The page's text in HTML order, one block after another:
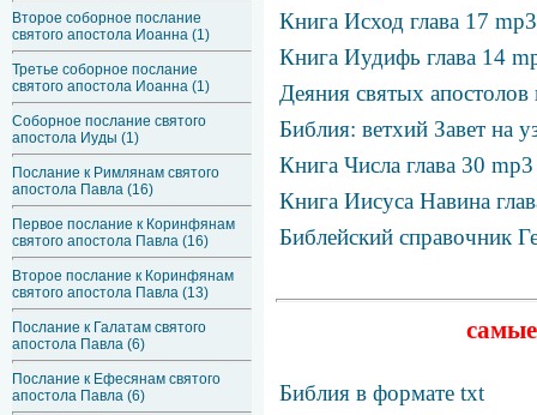
Второе соборное послание
святого апостола Иоанна (1)
Третье соборное послание
святого апостола Иоанна (1)
Соборное послание святого
апостола Иуды (1)
Послание к Римлянам святого
апостола Павла (16)
Первое послание к Коринфянам
святого апостола Павла (16)
Второе послание к Коринфянам
святого апостола Павла (13)
Послание к Галатам святого
апостола Павла (6)
Послание к Ефесянам святого
апостола Павла (6)
Книга Исход глава 17 mp3
Книга Иудифь глава 14
Деяния святых апостолов
Библия: ветхий Завет на
Книга Числа глава 30 mp3
Книга Иисуса Навина
Библейский справочник
Библия в формате txt